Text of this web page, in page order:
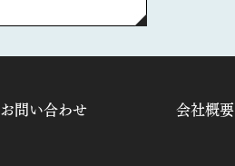
お問い合わせ 会社概要